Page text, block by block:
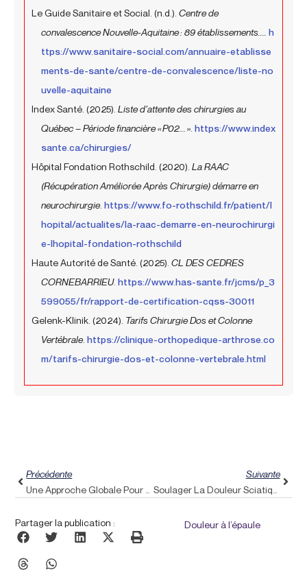
Le Guide Sanitaire et Social. (n.d.). Centre de
convalescence Nouvelle-Aquitaine : 89 établissements....
h
ttps://www.sanitaire-social.com/annuaire-etablisse
ments-de-sante/centre-de-convalescence/liste-no
uvelle-aquitaine
Index Santé. (2025). Liste d’attente des chirurgies au
Québec – Période financière « P02... » https://www.index
sante.ca/chirurgies/
Hôpital Fondation Rothschild. (2020). La RAAC
(Récupération Améliorée Après Chirurgie) démarre en
neurochirurgie. https://www.fo-rothschild.fr/patient/l
hopital/actualites/la-raac-demarre-en-neurochirurgi
e-lhopital-fondation-rothschild
Haute Autorité de Santé. (2025). CL DES CEDRES
CORNEBARRIEU. https://www.has-sante.fr/jcms/p_3
599055/fr/rapport-de-certification-cqss-30011
Gelenk-Klinik. (2024). Tarifs Chirurgie Dos et Colonne
Vertébrale. https://clinique-orthopedique-arthrose.co
m/tarifs-chirurgie-dos-et-colonne-vertebrale.html
Précédente
Suivante
Partager la publication : Douleur à l’épaule